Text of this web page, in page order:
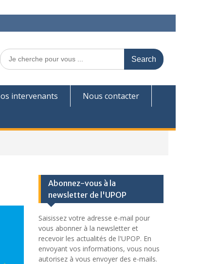
Search
for:
intervenants Nous contacter
Abonnez-vous à la
newsletter de l'UPOP
Saisissez votre adresse e-mail pour
vous abonner à la newsletter et
recevoir les actualités de l'UPOP. En
envoyant vos informations, vous nous
autorisez à vous envoyer des e-mails.